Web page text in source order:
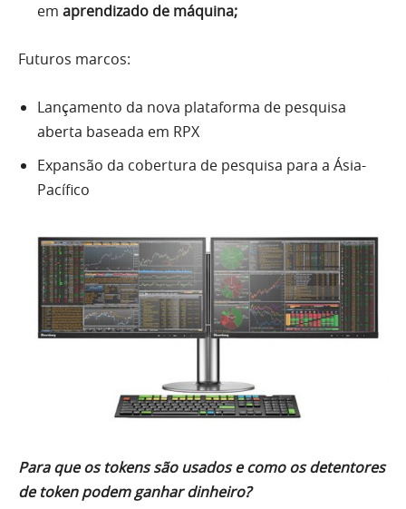
em aprendizado de máquina;
Futuros marcos:
Lançamento da nova plataforma de pesquisa
aberta baseada em RPX
Expansão da cobertura de pesquisa para a Ásia-
Pacífico
Para que os tokens são usados ​​e como os detentores
de token podem ganhar dinheiro?